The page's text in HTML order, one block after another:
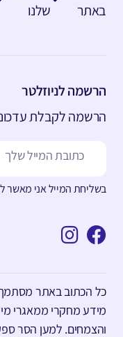
באתר
שלנו
הרשמה לניוזלטר
הרשמה לקבלת
בשליחת המייל אני מאשר
כל הכתוב באתר
מידע מחקרי ממאגרי
והצמחים. למען הסר